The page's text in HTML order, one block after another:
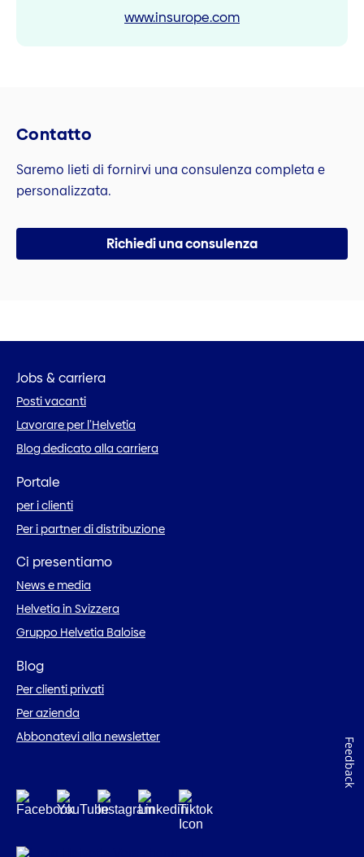
www.insurope.com
Contatto
Saremo lieti di fornirvi una consulenza completa e
personalizzata.
Richiedi una consulenza
Jobs & carriera
Posti vacanti
Lavorare per l’Helvetia
Blog dedicato alla carriera
Portale
per i clienti
Per i partner di distribuzione
Ci presentiamo
News e media
Helvetia in Svizzera
Gruppo Helvetia Baloise
Blog
Per clienti privati
Per azienda
Abbonatevi alla newsletter
Feedback